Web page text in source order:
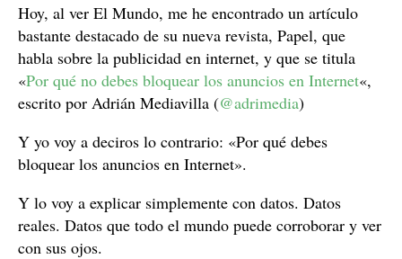
Hoy, al ver El Mundo, me he encontrado un artículo
bastante destacado de su nueva revista, Papel, que
habla sobre la publicidad en internet, y que se titula
«Por qué no debes bloquear los anuncios en Internet«,
escrito por Adrián Mediavilla (@adrimedia)
Y yo voy a deciros lo contrario: «Por qué debes
bloquear los anuncios en Internet».
Y lo voy a explicar simplemente con datos. Datos
reales. Datos que todo el mundo puede corroborar y ver
con sus ojos.